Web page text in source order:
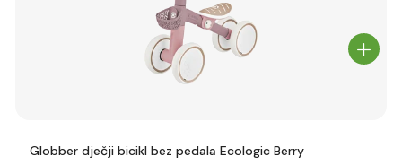
Globber dječji bicikl bez pedala Ecologic Berry